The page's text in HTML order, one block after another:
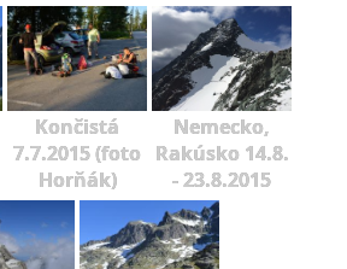
Končistá
7.7.2015 (foto
Horňák)
Nemecko,
Rakúsko 14.8.
- 23.8.2015